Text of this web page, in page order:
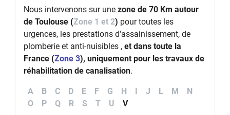
Nous intervenons sur une zone de 70 Km autour
de Toulouse (Zone 1 et 2) pour toutes les
urgences, les prestations d'assainissement, de
plomberie et anti-nuisibles , et dans toute la
France (Zone 3), uniquement pour les travaux de
réhabilitation de canalisation.
A B C D E F G H I J L M
N
O
P Q R S T U V